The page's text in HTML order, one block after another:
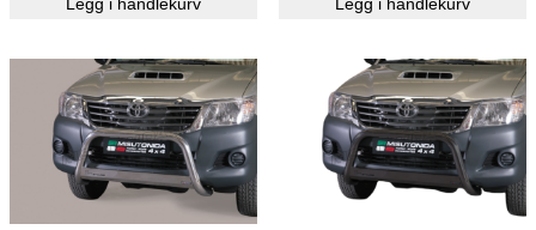
Legg i handlekurv Legg i handlekurv